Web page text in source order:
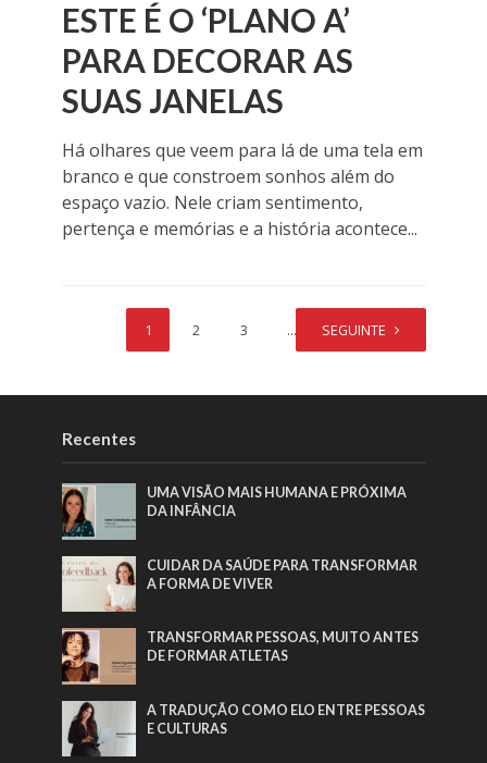
ESTE É O ‘PLANO A’
PARA DECORAR AS
SUAS JANELAS
Há olhares que veem para lá de uma tela em
branco e que constroem sonhos além do
espaço vazio. Nele criam sentimento,
pertença e memórias e a história acontece...
1 2 3 … 8
SEGUINTE
Recentes
UMA VISÃO MAIS HUMANA E PRÓXIMA
DA INFÂNCIA
CUIDAR DA SAÚDE PARA TRANSFORMAR
A FORMA DE VIVER
TRANSFORMAR PESSOAS, MUITO ANTES
DE FORMAR ATLETAS
A TRADUÇÃO COMO ELO ENTRE PESSOAS
E CULTURAS